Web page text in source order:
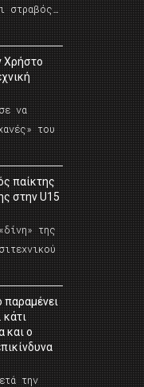
στραβός…
Χρήστο
να
του
παίκτης
στην U15
της
παραμένει
κάτι
και ο
την